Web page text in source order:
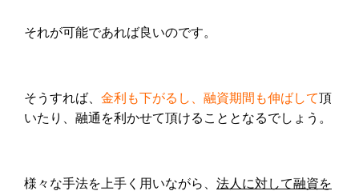
それが可能であれば良いのです。
そうすれば、 金利も下がるし、融資期間も伸ばして頂
いたり、融通を利かせて頂けることとなるでしょう。
様々な手法を上手く用いながら、 法人に対して融資を